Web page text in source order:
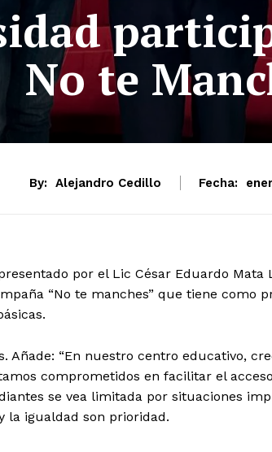
No te
By: Alejandro Cedillo Fecha:
por el Lic César Eduardo Mata
“No te manches” que tiene como
Añade: “En nuestro centro educativo,
comprometidos en facilitar el
se vea limitada por situaciones
la igualdad son prioridad.